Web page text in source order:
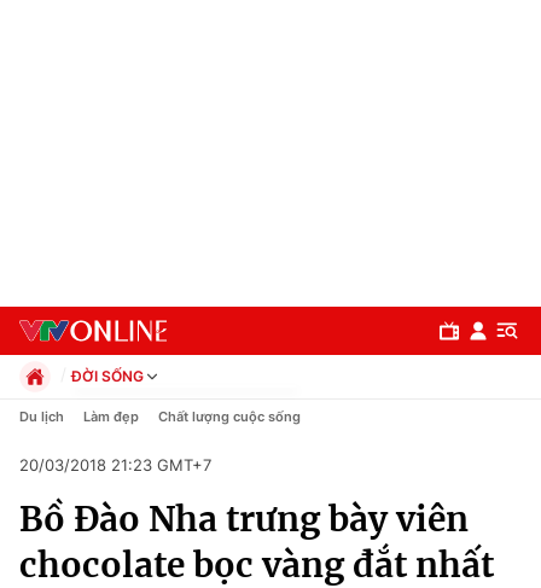
Chuyên mục
Chính trị
ĐỜI SỐNG
Chính trị
Pháp luật
Kinh tế
Thể thao
Truyền hình
Du lịch Làm đẹp Chất lượng cuộc sống
20/03/2018 21:23 GMT+7
Bồ Đào Nha trưng bày viên
chocolate bọc vàng đắt nhất